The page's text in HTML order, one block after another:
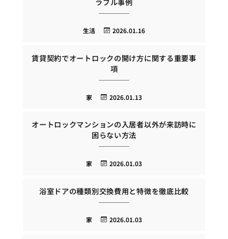
2026.01.16
生活
賃貸契約でオートロックの開け方に関する重要事
項
2026.01.13
家
オートロックマンションの入居者以外が来訪時に
困らない方法
2026.01.03
家
浴室ドアの種類別交換費用と特徴を徹底比較
2026.01.03
家